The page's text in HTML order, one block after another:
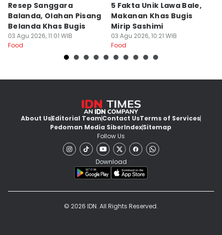
Resep Sanggara
Balanda, Olahan Pisang
Belanda Khas Bugis
03 Agu 2026, 11:01 WIB
Food
5 Fakta Unik Lawa Bale,
Makanan Khas Bugis
Mirip Sashimi
03 Agu 2026, 10:21 WIB
Food
About UsEditorial TeamContact UsTerms of Services
Pedoman Media SiberIndexSitemap
Follow Us
Download
© 2026 IDN. All Rights Reserved.